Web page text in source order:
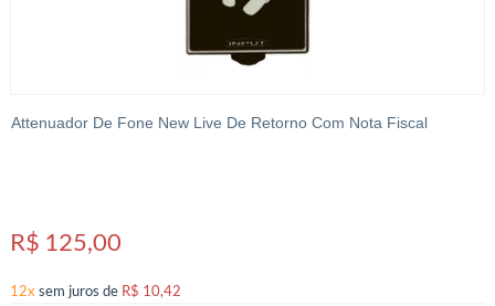
Attenuador De Fone New Live De Retorno Com Nota Fiscal
R$ 125,00
12x sem juros de R$ 10,42